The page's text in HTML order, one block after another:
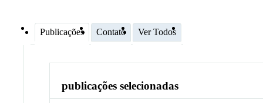
Publicações Contato Ver Todos
publicações selecionadas